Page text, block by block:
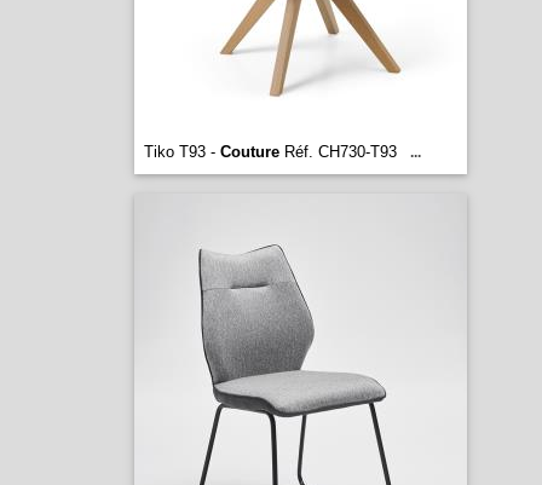
Tiko T93 - CoutureRéf. CH730-T93 ...